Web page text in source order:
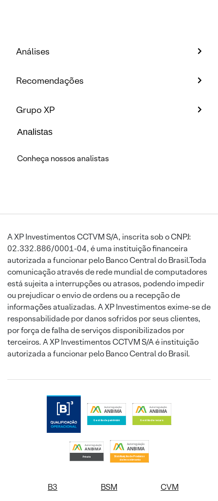
Análises
Recomendações
Grupo XP
Analistas
Conheça nossos analistas
A XP Investimentos CCTVM S/A, inscrita sob o CNPJ:
02.332.886/0001-04, é uma instituição financeira
autorizada a funcionar pelo Banco Central do Brasil.Toda
comunicação através de rede mundial de computadores
está sujeita a interrupções ou atrasos, podendo impedir
ou prejudicar o envio de ordens ou a recepção de
informações atualizadas. A XP Investimentos exime-se de
responsabilidade por danos sofridos por seus clientes,
por força de falha de serviços disponibilizados por
terceiros. A XP Investimentos CCTVM S/A é instituição
autorizada a funcionar pelo Banco Central do Brasil.
B3 BSM
CVM